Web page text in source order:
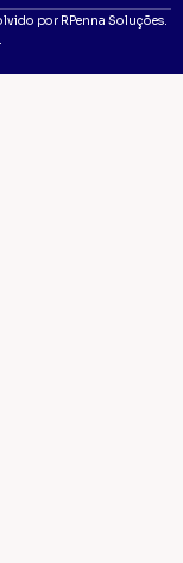
por RPenna Soluções.